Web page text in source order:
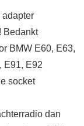
adapter
Bedankt
BMW E60, E63,
E91, E92
socket
dan